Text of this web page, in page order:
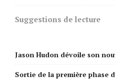
Suggestions de lecture
Jason Hudon dévoile son
Sortie de la première phase